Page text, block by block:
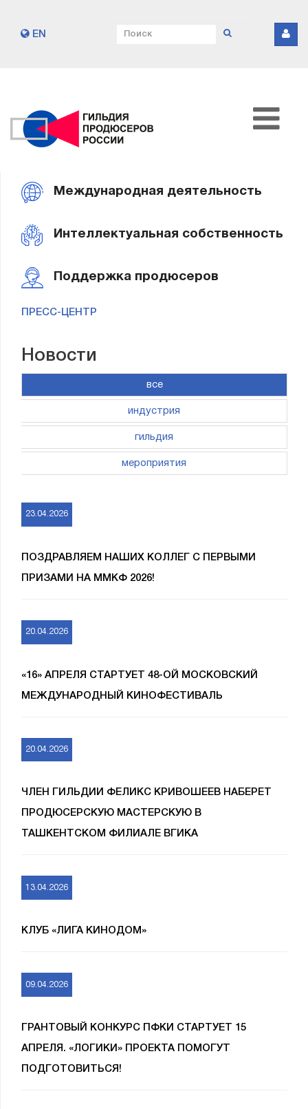
EN
Международная деятельность
Интеллектуальная собственность
Поддержка продюсеров
ПРЕСС-ЦЕНТР
Новости
все
индустрия
гильдия
мероприятия
23.04.2026
ПОЗДРАВЛЯЕМ НАШИХ КОЛЛЕГ С ПЕРВЫМИ
ПРИЗАМИ НА ММКФ 2026!
20.04.2026
«16» АПРЕЛЯ СТАРТУЕТ 48-ОЙ МОСКОВСКИЙ
МЕЖДУНАРОДНЫЙ КИНОФЕСТИВАЛЬ
20.04.2026
ЧЛЕН ГИЛЬДИИ ФЕЛИКС КРИВОШЕЕВ НАБЕРЕТ
ПРОДЮСЕРСКУЮ МАСТЕРСКУЮ В
ТАШКЕНТСКОМ ФИЛИАЛЕ ВГИКА
13.04.2026
КЛУБ «ЛИГА КИНОДОМ»
09.04.2026
ГРАНТОВЫЙ КОНКУРС ПФКИ СТАРТУЕТ 15
АПРЕЛЯ. «ЛОГИКИ» ПРОЕКТА ПОМОГУТ
ПОДГОТОВИТЬСЯ!